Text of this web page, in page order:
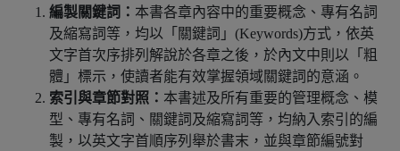
編製關鍵詞 ： 本書各章內容中的重要概念、專有名詞
及縮寫詞等，均以「關鍵詞」(Keywords)方式，依英
文字首次序排列解說於各章之後，於內文中則以「粗
體」標示，使讀者能有效掌握領域關鍵詞的意涵。
索引與章節對照 ： 本書述及所有重要的管理概念、模
型、專有名詞、關鍵詞及縮寫詞等，均納入索引的編
製，以英文字首順序列舉於書末，並與章節編號對